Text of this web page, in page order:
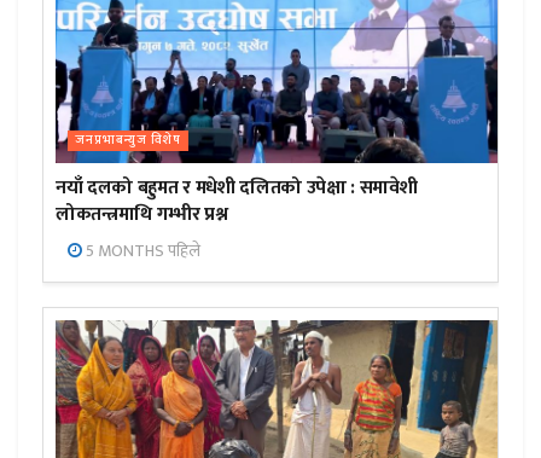
जनप्रभाबन्युज विशेष
नयाँ दलको बहुमत र मधेशी दलितको उपेक्षा : समावेशी
लोकतन्त्रमाथि गम्भीर प्रश्न
5 MONTHS पहिले